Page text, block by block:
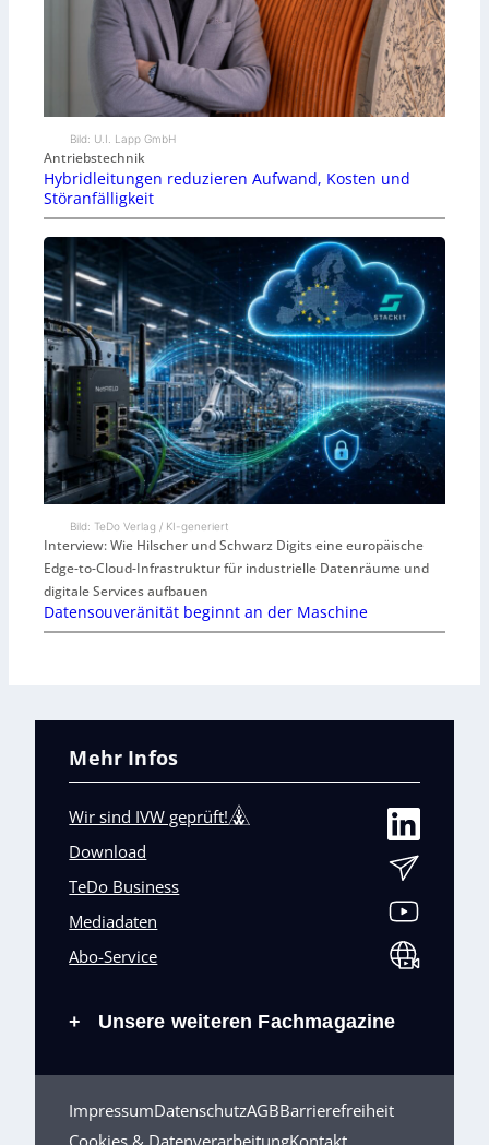
Bild: U.I. Lapp GmbH
Antriebstechnik
Hybridleitungen reduzieren Aufwand, Kosten und
Störanfälligkeit
Bild: TeDo Verlag / KI-generiert
Interview: Wie Hilscher und Schwarz Digits eine europäische
Edge-to-Cloud-Infrastruktur für industrielle Datenräume und
digitale Services aufbauen
Datensouveränität beginnt an der Maschine
Mehr Infos
Wir sind IVW geprüft!
Download
TeDo Business
Mediadaten
Abo-Service
+ Unsere weiteren Fachmagazine
ImpressumDatenschutzAGBBarrierefreiheit